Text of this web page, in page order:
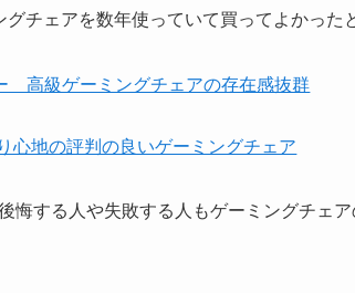
チェアを数年使っていて買ってよかった
高級ゲーミングチェアの存在感抜群
心地の評判の良いゲーミングチェア
悔する人や失敗する人もゲーミングチェ